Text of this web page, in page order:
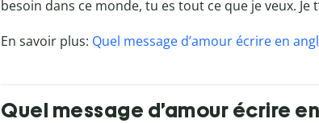
besoin dans ce monde, tu es tout ce que je veux. Je
En savoir plus: Quel message d’amour écrire en
Quel message d’amour écrire